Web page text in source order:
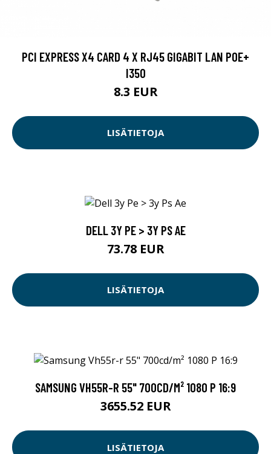
PCI EXPRESS X4 CARD 4 X RJ45 GIGABIT LAN POE+
I350
8.3 EUR
LISÄTIETOJA
DELL 3Y PE > 3Y PS AE
73.78 EUR
LISÄTIETOJA
SAMSUNG VH55R-R 55" 700CD/M² 1080 P 16:9
3655.52 EUR
LISÄTIETOJA